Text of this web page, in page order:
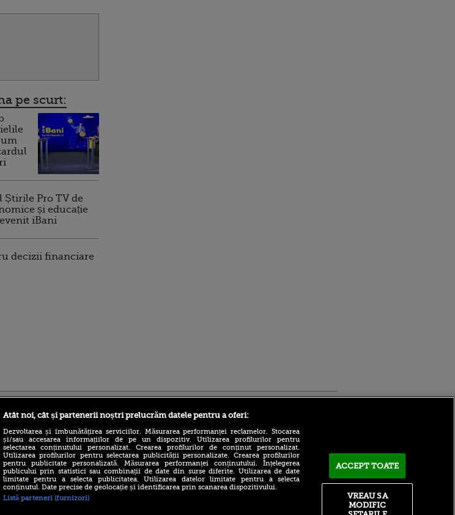
pe scurt:
Pro TV de
și educație
iBani
decizii financiare
Descoperă Lumea
din România
Atât noi, cât și partenerii noștri prelucrăm datele pentru a oferi:
Dezvoltarea și îmbunătățirea serviciilor. Măsurarea performanței reclamelor. Stocarea
și/sau accesarea informațiilor de pe un dispozitiv. Utilizarea profilurilor pentru
selectarea conținutului personalizat. Crearea profilurilor de conținut personalizat.
Utilizarea profilurilor pentru selectarea publicității personalizate. Crearea profilurilor
pentru publicitate personalizată. Măsurarea performanței conținutului. Înțelegerea
publicului prin statistici sau combinații de date din surse diferite. Utilizarea de date
limitate pentru a selecta publicitatea. Utilizarea datelor limitate pentru a selecta
conținutul. Date precise de geolocație și identificarea prin scanarea dispozitivului.
Listă parteneri (furnizori)
ACCEPT TOATE
VREAU SA
MODIFIC